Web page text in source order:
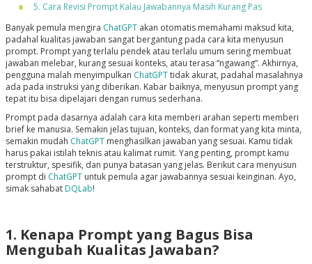
5. Cara Revisi Prompt Kalau Jawabannya Masih Kurang Pas
Banyak pemula mengira ChatGPTakan otomatis memahami maksud kita,
padahal kualitas jawaban sangat bergantung pada cara kita menyusun
prompt. Prompt yang terlalu pendek atau terlalu umum sering membuat
jawaban melebar, kurang sesuai konteks, atau terasa “ngawang”. Akhirnya,
pengguna malah menyimpulkan ChatGPTtidak akurat, padahal masalahnya
ada pada instruksi yang diberikan. Kabar baiknya, menyusun prompt yang
tepat itu bisa dipelajari dengan rumus sederhana.
Prompt pada dasarnya adalah cara kita memberi arahan seperti memberi
brief ke manusia. Semakin jelas tujuan, konteks, dan format yang kita minta,
semakin mudah ChatGPTmenghasilkan jawaban yang sesuai. Kamu tidak
harus pakai istilah teknis atau kalimat rumit. Yang penting, prompt kamu
terstruktur, spesifik, dan punya batasan yang jelas. Berikut cara menyusun
prompt di ChatGPTuntuk pemula agar jawabannya sesuai keinginan. Ayo,
simak sahabat DQLab!
1. Kenapa Prompt yang Bagus Bisa
Mengubah Kualitas Jawaban?